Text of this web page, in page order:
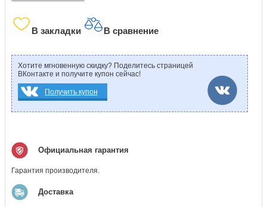
В закладки В сравнение
Хотите мгновенную скидку? Поделитесь страницей
ВКонтакте и получите купон сейчас!
Получить купон
Официальная гарантия
Гарантия производителя.
Доставка